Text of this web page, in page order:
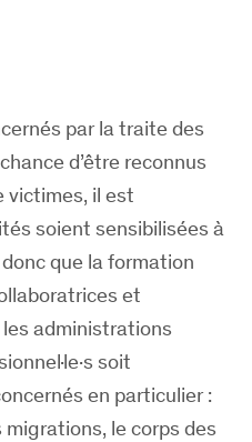
par la traite des
d’être reconnus
victimes, il est
soient sensibilisées à
que la formation
et
administrations
soit
en particulier :
migrations, le corps des